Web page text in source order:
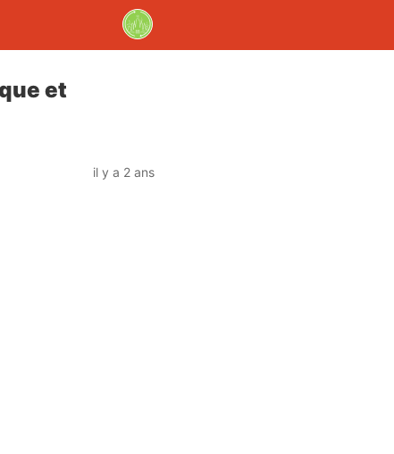
et
il y a 2 ans